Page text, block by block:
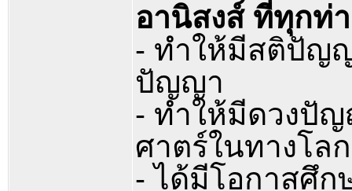
อานิสงส์ ที่ทุกท่
- ทำให้มีสติปัญ
ปัญญา
- ทำให้มีดวงปั
ศาตร์ในทางโล
- ได้มีโอกาสศึก